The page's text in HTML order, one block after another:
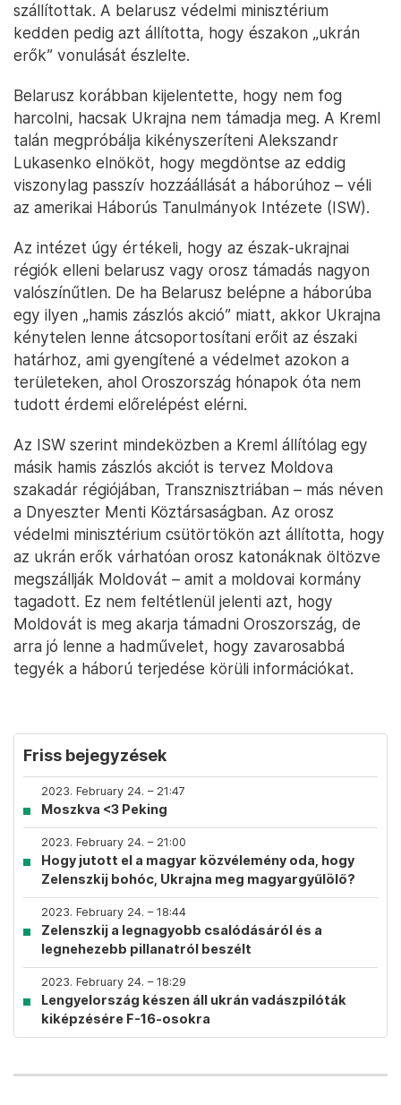
szállítottak. A belarusz védelmi minisztérium
kedden pedig azt állította, hogy északon „ukrán
erők” vonulását észlelte.
Belarusz korábban kijelentette, hogy nem fog
harcolni, hacsak Ukrajna nem támadja meg. A Kreml
talán megpróbálja kikényszeríteni Alekszandr
Lukasenko elnököt, hogy megdöntse az eddig
viszonylag passzív hozzáállását a háborúhoz – véli
az amerikai Háborús Tanulmányok Intézete (ISW).
Az intézet úgy értékeli, hogy az észak-ukrajnai
régiók elleni belarusz vagy orosz támadás nagyon
valószínűtlen. De ha Belarusz belépne a háborúba
egy ilyen „hamis zászlós akció” miatt, akkor Ukrajna
kénytelen lenne átcsoportosítani erőit az északi
határhoz, ami gyengítené a védelmet azokon a
területeken, ahol Oroszország hónapok óta nem
tudott érdemi előrelépést elérni.
Az ISW szerint mindeközben a Kreml állítólag egy
másik hamis zászlós akciót is tervez Moldova
szakadár régiójában, Transznisztriában – más néven
a Dnyeszter Menti Köztársaságban. Az orosz
védelmi minisztérium csütörtökön azt állította, hogy
az ukrán erők várhatóan orosz katonáknak öltözve
megszállják Moldovát – amit a moldovai kormány
tagadott. Ez nem feltétlenül jelenti azt, hogy
Moldovát is meg akarja támadni Oroszország, de
arra jó lenne a hadművelet, hogy zavarosabbá
tegyék a háború terjedése körüli információkat.
Friss bejegyzések
2023. February 24. – 21:47
Moszkva <3 Peking
2023. February 24. – 21:00
Hogy jutott el a magyar közvélemény oda, hogy
Zelenszkij bohóc, Ukrajna meg magyargyűlölő?
2023. February 24. – 18:44
Zelenszkij a legnagyobb csalódásáról és a
legnehezebb pillanatról beszélt
2023. February 24. – 18:29
Lengyelország készen áll ukrán vadászpilóták
kiképzésére F-16-osokra